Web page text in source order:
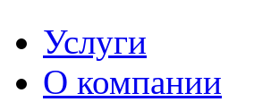
Услуги
О компании